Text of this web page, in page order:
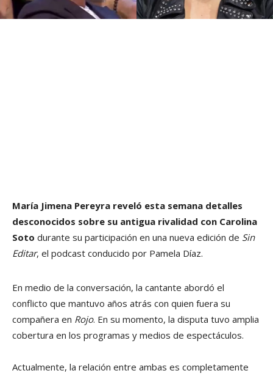
María Jimena Pereyra reveló esta semana detalles
desconocidos sobre su antigua rivalidad con Carolina
Soto durante su participación en una nueva edición de Sin
Editar, el podcast conducido por Pamela Díaz.
En medio de la conversación, la cantante abordó el
conflicto que mantuvo años atrás con quien fuera su
compañera en Rojo. En su momento, la disputa tuvo amplia
cobertura en los programas y medios de espectáculos.
Actualmente, la relación entre ambas es completamente